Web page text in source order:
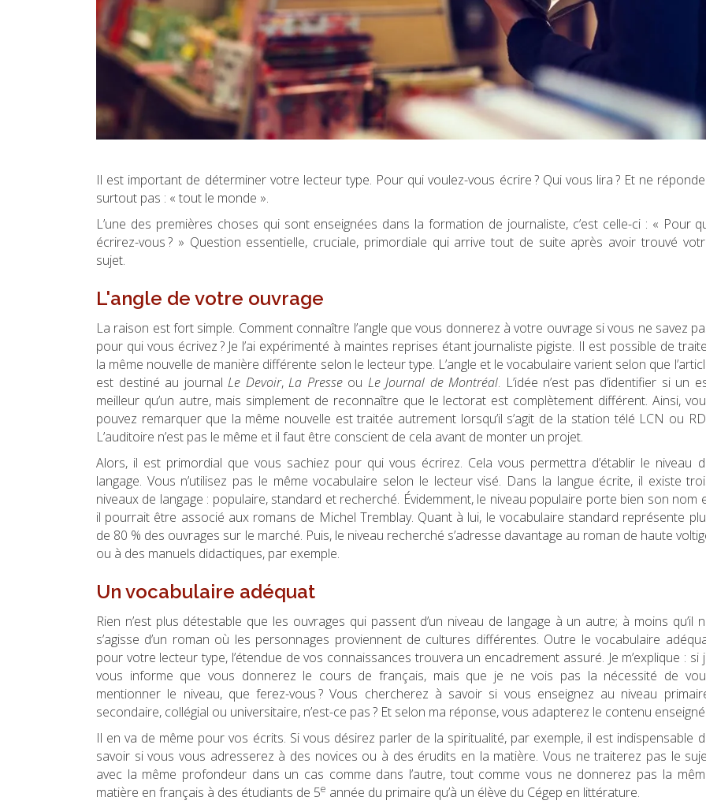
Il est important de déterminer votre lecteur type. Pour qui voulez-vous écrire ? Qui vous lira ? Et ne
surtout pas : « tout le monde ».
L’une des premières choses qui sont enseignées dans la formation de journaliste, c’est celle-ci : « Pour
écrirez-vous ? » Question essentielle, cruciale, primordiale qui arrive tout de suite après avoir trouvé
sujet.
L'angle de votre ouvrage
La raison est fort simple. Comment connaître l’angle que vous donnerez à votre ouvrage si vous ne savez
pour qui vous écrivez ? Je l’ai expérimenté à maintes reprises étant journaliste pigiste. Il est possible de
la même nouvelle de manière différente selon le lecteur type. L’angle et le vocabulaire varient selon que
est destiné au journal Le Devoir, La Presseou Le Journal de Montréal. L’idée n’est pas d’identifier si un
meilleur qu’un autre, mais simplement de reconnaître que le lectorat est complètement différent. Ainsi,
pouvez remarquer que la même nouvelle est traitée autrement lorsqu’il s’agit de la station télé LCN ou
L’auditoire n’est pas le même et il faut être conscient de cela avant de monter un projet.
Alors, il est primordial que vous sachiez pour qui vous écrirez. Cela vous permettra d’établir le niveau
langage. Vous n’utilisez pas le même vocabulaire selon le lecteur visé. Dans la langue écrite, il existe
niveaux de langage : populaire, standard et recherché. Évidemment, le niveau populaire porte bien son nom
il pourrait être associé aux romans de Michel Tremblay. Quant à lui, le vocabulaire standard représente
de 80 % des ouvrages sur le marché. Puis, le niveau recherché s’adresse davantage au roman de haute
ou à des manuels didactiques, par exemple.
Un vocabulaire adéquat
Rien n’est plus détestable que les ouvrages qui passent d’un niveau de langage à un autre; à moins qu’il
s’agisse d’un roman où les personnages proviennent de cultures différentes. Outre le vocabulaire
pour votre lecteur type, l’étendue de vos connaissances trouvera un encadrement assuré. Je m’explique : si
vous informe que vous donnerez le cours de français, mais que je ne vois pas la nécessité de
mentionner le niveau, que ferez-vous ? Vous chercherez à savoir si vous enseignez au niveau
secondaire, collégial ou universitaire, n’est-ce pas ? Et selon ma réponse, vous adapterez le contenu enseigné.
Il en va de même pour vos écrits. Si vous désirez parler de la spiritualité, par exemple, il est indispensable
savoir si vous vous adresserez à des novices ou à des érudits en la matière. Vous ne traiterez pas le
avec la même profondeur dans un cas comme dans l’autre, tout comme vous ne donnerez pas la
matière en français à des étudiants de 5e année du primaire qu’à un élève du Cégep en littérature.